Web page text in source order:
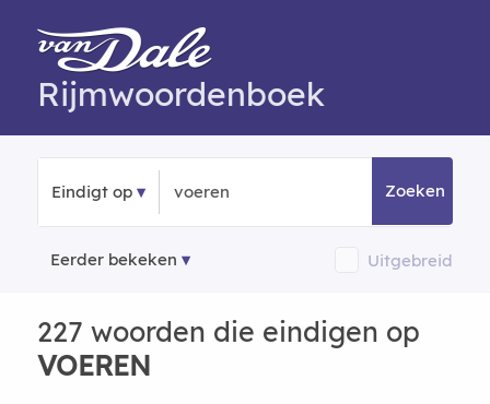
Rijmwoordenboek
Eindigt op Zoeken
Eerder bekeken Uitgebreid
227 woorden die eindigen op
VOEREN